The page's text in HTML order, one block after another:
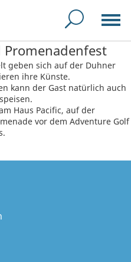
geben sich auf der Duhner
ihre Künste.
kann der Gast natürlich auch
Haus Pacific, auf der
vor dem Adventure Golf